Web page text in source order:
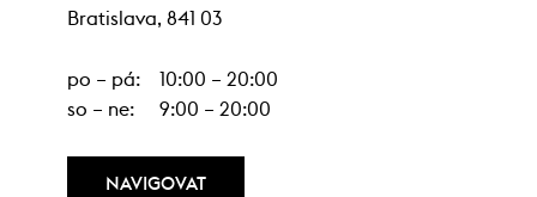
Bratislava, 841 03
po – pá:
10:00 – 20:00
so – ne:
9:00 – 20:00
NAVIGOVAT